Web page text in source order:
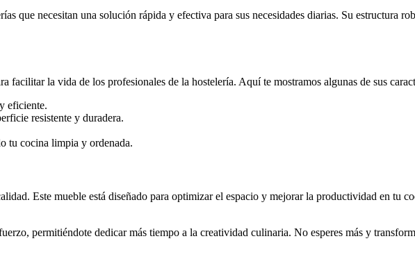
que necesitan una solución rápida y efectiva para sus necesidades diarias. Su estructura
facilitar la vida de los profesionales de la hostelería. Aquí te mostramos algunas de sus
eficiente.
resistente y duradera.
tu cocina limpia y ordenada.
Este mueble está diseñado para optimizar el espacio y mejorar la productividad en tu
permitiéndote dedicar más tiempo a la creatividad culinaria. No esperes más y